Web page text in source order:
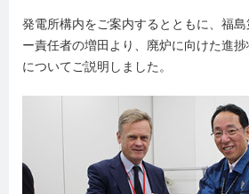
発電所構内をご案内するとともに、福
ー責任者の増田より、廃炉に向けた進
についてご説明しました。